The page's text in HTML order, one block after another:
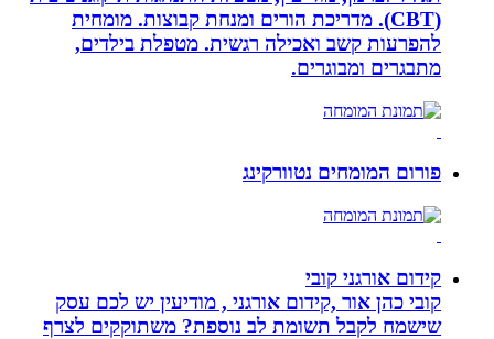
(CBT). מדריכת הורים ומנחת קבוצות. מומחית
להפרעות קשב ואכילה רגשית. מטפלת בילדים,
מתבגרים ומבוגרים.
פורום המומחים נטוורקינג
קידום אורגני קובי
קובי כהן אור ,קידום אורגני , מודיעין יש לכם עסק
שישמח לקבל תשומת לב נוספת? משתוקקים לצרף